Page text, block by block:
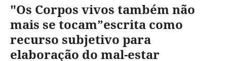
"Os Corpos vivos também não
mais se tocam”escrita como
recurso subjetivo para
elaboração do mal-estar